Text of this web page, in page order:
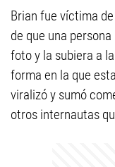
Brian fue víctima
de que una
foto y la subiera a
forma en la que
viralizó y sumó
otros internautas